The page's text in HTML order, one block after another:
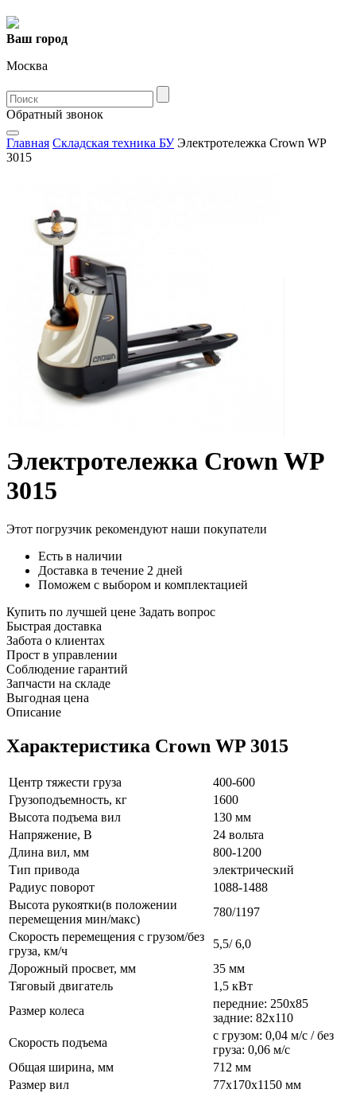
Ваш город
Москва
Oбратный звонок
Главная Складская техника БУЭлектротележка Crown WP
3015
Электротележка Crown WP
3015
Этот погрузчик рекомендуют наши покупатели
Есть в наличии
Доставка в течение 2 дней
Поможем с выбором и комплектацией
Купить по лучшей цене Задать вопрос
Быстрая доставка
Забота о клиентах
Прост в управлении
Соблюдение гарантий
Запчасти на складе
Выгодная цена
Описание
Характеристика Crown WP 3015
Центр тяжести груза
400-600
Грузоподъемность, кг
1600
Высота подъема вил
130 мм
Напряжение, В
24 вольта
Длина вил, мм
800-1200
Тип привода
электрический
Радиус поворот
1088-1488
Высота рукоятки(в положении
перемещения мин/макс)
780/1197
Скорость перемещения с грузом/без
груза, км/ч
5,5/ 6,0
Дорожный просвет, мм
35 мм
Тяговый двигатель
1,5 кВт
Размер колеса
передние: 250х85
задние: 82х110
Скорость подъема
с грузом: 0,04 м/с / без
груза: 0,06 м/с
Общая ширина, мм
712 мм
Размер вил
77х170х1150 мм